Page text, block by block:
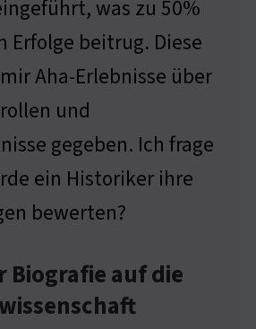
was zu 50%
Erfolge beitrug. Diese
Aha-Erlebnisse über
und
gegeben. Ich frage
ein Historiker ihre
bewerten?
Biografie auf die